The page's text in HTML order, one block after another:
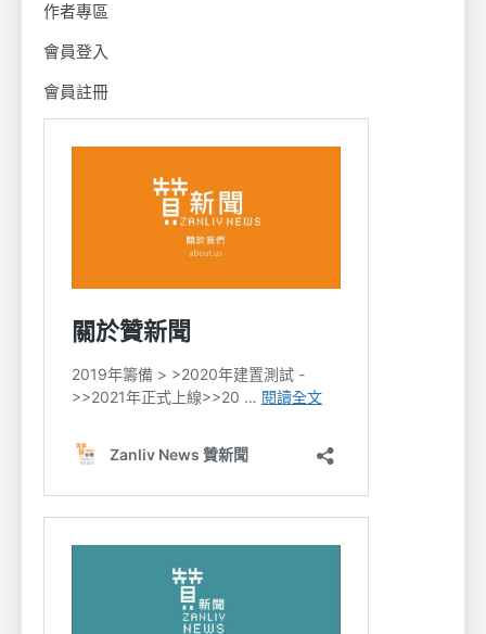
作者專區
會員登入
會員註冊